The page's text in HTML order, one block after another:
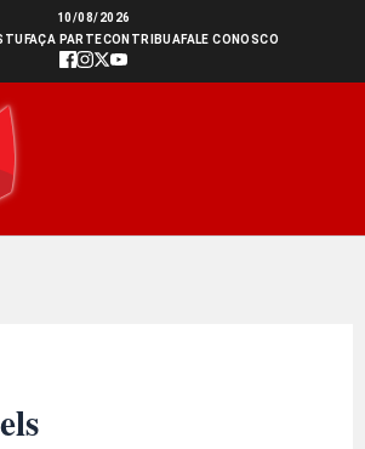
10/08/2026
FAÇA PARTECONTRIBUAFALE CONOSCO